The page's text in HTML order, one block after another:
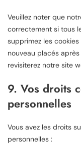
Veuillez noter que
correctement si tous
supprimez les
nouveau placés
revisiterez notre site
9. Vos droits
personnelles
Vous avez les droits
personnelles :